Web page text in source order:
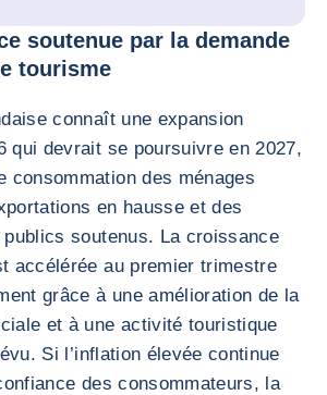
soutenue par la demande
tourisme
connaît une expansion
qui devrait se poursuivre en 2027,
consommation des ménages
en hausse et des
soutenus. La croissance
accélérée au premier trimestre
grâce à une amélioration de la
et à une activité touristique
Si l’inflation élevée continue
des consommateurs, la